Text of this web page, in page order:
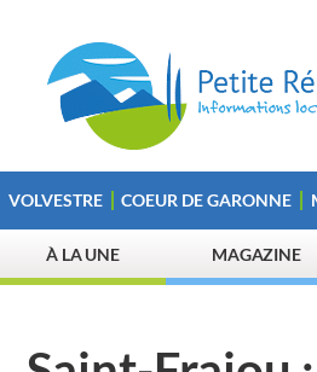
VOLVESTRE COEUR DE GARONNE
À LA UNE MAGAZINE